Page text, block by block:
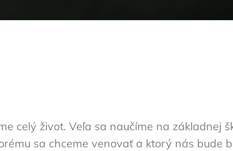
celý život. Veľa sa naučíme na základnej
sa chceme venovať a ktorý nás bude